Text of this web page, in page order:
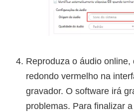
Reproduza o áudio
redondo vermelho na
gravador. O software irá
problemas. Para finalizar